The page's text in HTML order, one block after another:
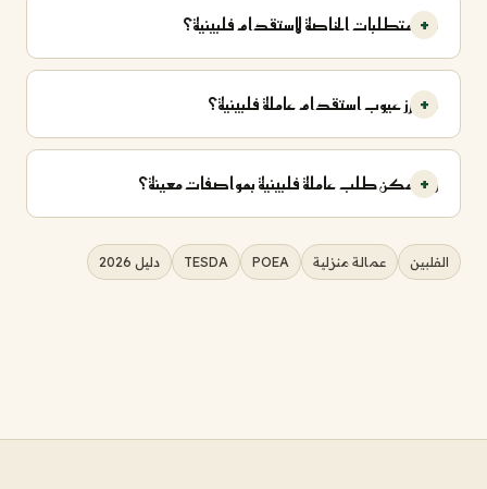
ما المتطلبات الخاصة لاستقدام فلبينية؟
ما أبرز عيوب استقدام عاملة فلبينية؟
هل يمكن طلب عاملة فلبينية بمواصفات معينة؟
الفلبين عمالة منزلية POEA
TESDA دليل 2026